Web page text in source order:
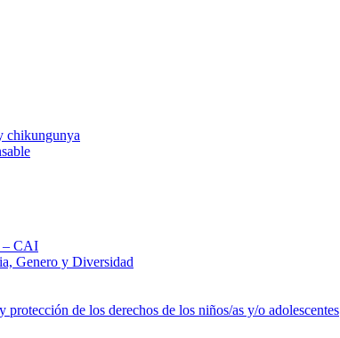
chikungunya
– CAI
Genero y Diversidad
de los derechos de los niños/as y/o adolescentes